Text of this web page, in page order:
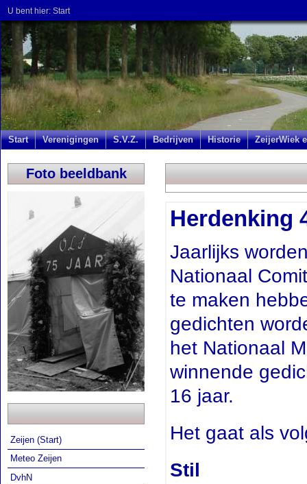
U bent hier: Start
Start Verenigingen S.V.Z. Bedrijven Historie ZeijerWiek
Foto beeldbank
Zeijen (Start)
Meteo Zeijen
DvhN
Herdenking
Jaarlijks
Nationaal
te maken
gedichten
het Nationaal
winnende
16 jaar.
Het gaat als
Stil